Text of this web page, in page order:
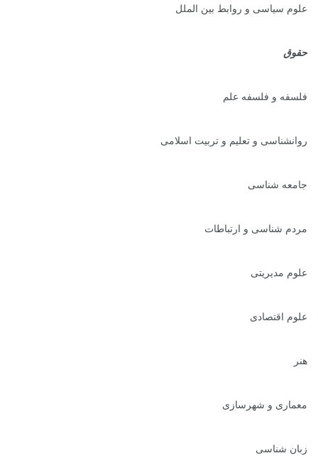
علوم سیاسی و روابط بین الملل
حقوق
فلسفه و فلسفه علم
روانشناسی و تعلیم و تربیت اسلامی
جامعه شناسی
مردم شناسی و ارتباطات
علوم مدیریتی
علوم اقتصادی
هنر
معماری و شهرسازی
زبان شناسی